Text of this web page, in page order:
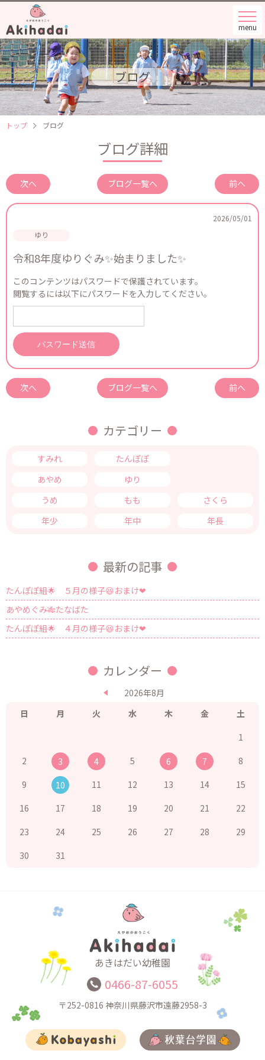
menu
ブログ
トップ ブログ
ブログ詳細
前へ
次へ ブログ一覧へ
2026/05/01
令和8年度ゆりぐみ✨始まりました✨
このコンテンツはパスワードで保護されています。
閲覧するには以下にパスワードを入力してください。
前へ
次へ ブログ一覧へ
カテゴリー
すみれ たんぽぽ
あやめ
ゆり
うめ
もも
さくら
年少
年中 年長
最新の記事
たんぽぽ組🌟 ５月の様子😆おまけ❤
あやめぐみ🎋たなばた
たんぽぽ組🌟 ４月の様子😆おまけ❤
カレンダー
2026年8月
日
月 火 水 木 金
土
1
2
3 4 5 6 7
8
9
10 11 12 13 14
15
16
17 18 19 20 21
22
23
24 25 26 27 28
29
30
31
あきはだい幼稚園
0466-87-6055
〒252-0816 神奈川県藤沢市遠藤2958-3